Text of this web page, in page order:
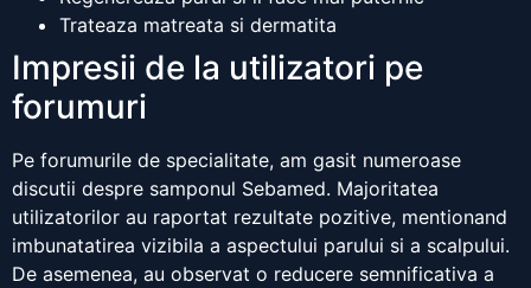
Trateaza matreata si dermatita
Impresii de la utilizatori pe
forumuri
Pe forumurile de specialitate, am gasit numeroase
discutii despre samponul Sebamed. Majoritatea
utilizatorilor au raportat rezultate pozitive, mentionand
imbunatatirea vizibila a aspectului parului si a scalpului.
De asemenea, au observat o reducere semnificativa a